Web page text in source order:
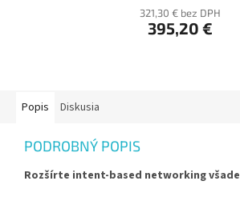
321,30 € bez DPH
395,20 €
Popis Diskusia
PODROBNÝ POPIS
Rozšírte intent-based networking všade